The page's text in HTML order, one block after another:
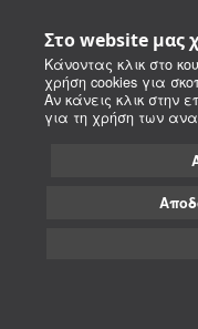
Στο website μας
Κάνοντας κλικ στο
χρήση cookies για
Αν κάνεις κλικ στην
για τη χρήση των